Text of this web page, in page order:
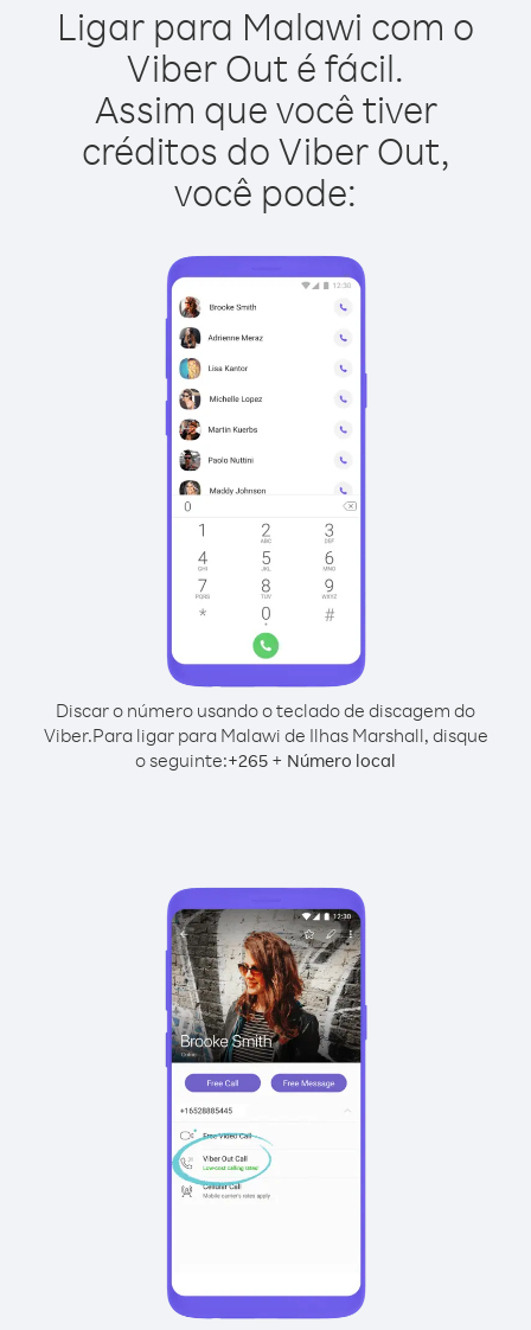
Ligar para Malawi com o
Viber Out é fácil.
Assim que você tiver
créditos do Viber Out,
você pode:
Discar o número usando o teclado de discagem do
Viber.Para ligar para Malawi de Ilhas Marshall, disque
o seguinte:+265 + Número local